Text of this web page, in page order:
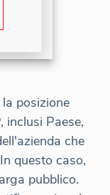
posizione
inclusi Paese,
che
questo caso,
pubblico.